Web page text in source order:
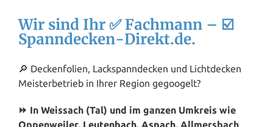
Wir sind Ihr ✅ Fachmann – ☑️
Spanndecken-Direkt.de.
🔎 Deckenfolien, Lackspanndecken und Lichtdecken
Meisterbetrieb in Ihrer Region gegoogelt?
⏩ In Weissach (Tal) und im ganzen Umkreis wie
Oppenweiler, Leutenbach, Aspach, Allmersbach